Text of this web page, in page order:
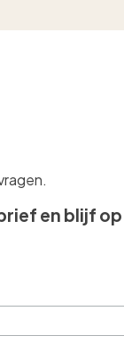
en blijf